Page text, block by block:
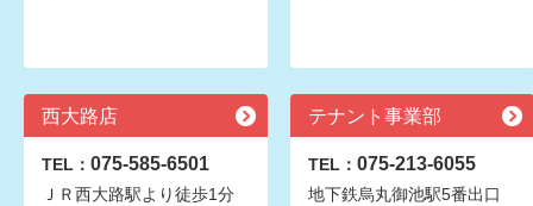
西大路店
TEL： 075-585-6501
ＪＲ西大路駅より徒歩1分
テナント事業部
TEL： 075-213-6055
地下鉄烏丸御池駅5番出口